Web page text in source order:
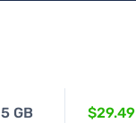
5 GB $29.49